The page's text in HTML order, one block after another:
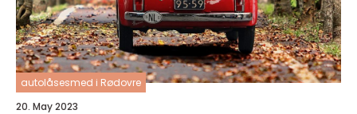
autolåsesmed i Rødovre
20. May 2023